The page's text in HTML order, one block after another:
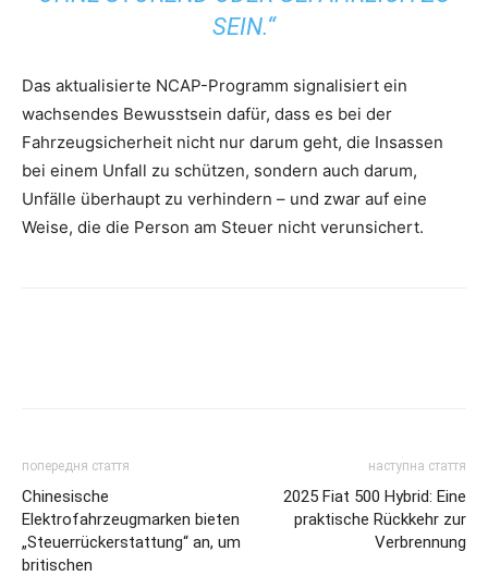
SEIN.“
Das aktualisierte NCAP-Programm signalisiert ein
wachsendes Bewusstsein dafür, dass es bei der
Fahrzeugsicherheit nicht nur darum geht, die Insassen
bei einem Unfall zu schützen, sondern auch darum,
Unfälle überhaupt zu verhindern – und zwar auf eine
Weise, die die Person am Steuer nicht verunsichert.
попередня стаття
Chinesische
Elektrofahrzeugmarken bieten
„Steuerrückerstattung“ an, um
britischen
наступна стаття
2025 Fiat 500 Hybrid: Eine
praktische Rückkehr zur
Verbrennung